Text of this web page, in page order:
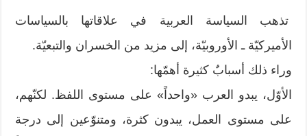
تذهب السياسة العربية في علاقاتها بالسياسات
الأميركيّة ـ الأوروبيّة، إلى مزيد من الخسران والتبعيّة.
وراء ذلك أسبابٌ كثيرة أهمّها:
الأوّل، يبدو العرب «واحداً» على مستوى اللفظ. لكنّهم،
على مستوى العمل، يبدون كثرة، ومتنوّعين إلى درجة